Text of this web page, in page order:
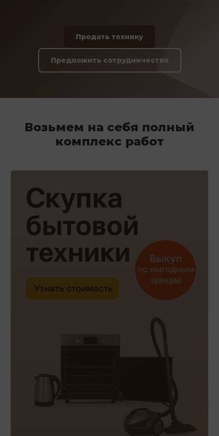
Продать технику
Предложить сотрудничество
Возьмем на себя полный
комплекс работ